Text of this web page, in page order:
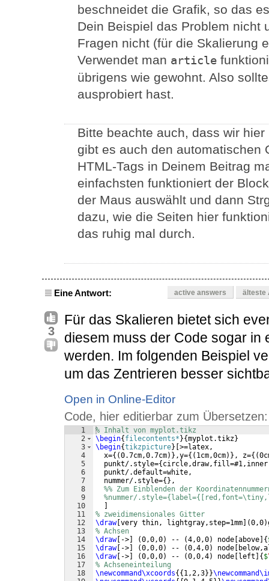
beschneidet die Grafik, so das
Dein Beispiel das Problem nicht
Fragen nicht (für die Skalierung
Verwendet man article
übrigens wie gewohnt. Also
ausprobiert hast.
Bitte beachte auch, dass wir
gibt es auch den automatischen
HTML-Tags in Deinem Beitrag
einfachsten funktioniert der
der Maus auswählt und dann
dazu, wie die Seiten hier
das ruhig mal durch.
Eine Antwort: active answers älteste
3
Für das Skalieren bietet sich
diesem muss der Code sogar in
werden. Im folgenden Beispiel
um das Zentrieren besser
Open in Online-Editor
Code, hier editierbar zum Übersetzen:
1
2
3
4
5
6
7
8
9
10
11
12
13
14
15
16
17
18
% Inhalt von myplot.tikz
\begin{ filecontents* }{myplot.tikz}
\begin{tikzpicture} >=latex,
  x=
{(0.7cm,0.7cm)} ,y={( 1cm,0cm)} , z={(
  punkt/.style=
{ circle,draw,fill=#1,inner
  punkt/.default=white,
  nummer/.style=
{ } ,
%% Zum Einblenden der
%nummer/
% zweidimensionales Gitter
\draw[ very thin, lightgray,step=1mm (0,0)
% Achsen
\draw[ -> (0,0,0) -- (4,0,0) node above {
\draw[ -> (0,0,0) -- (0,4,0) node
\draw[ -> (0,0,0) -- (0,0,4) node left { $
% Achseneinteilung
\newcommand\xcoords{{ 1,2,3}}